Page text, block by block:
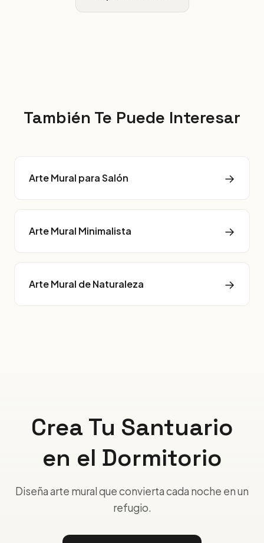
También Te Puede Interesar
Arte Mural para Salón →
Arte Mural Minimalista →
Arte Mural de Naturaleza →
Crea Tu Santuario
en el Dormitorio
Diseña arte mural que convierta cada noche en un
refugio.